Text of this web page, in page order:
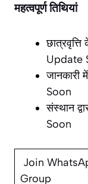
महत्वपूर्ण तिथियां
Update
जानकारी
Soon
संस्थान
Soon
Join
Group